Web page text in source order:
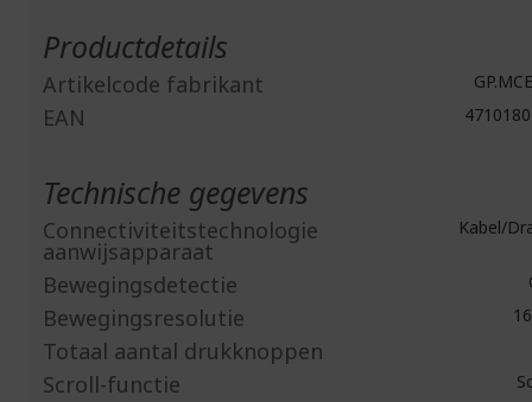
Productdetails
Artikelcode fabrikant
EAN
Technische gegevens
Connectiviteitstechnologie
aanwijsapparaat
Kabel/
Bewegingsdetectie
Bewegingsresolutie
Totaal aantal drukknoppen
Scroll-functie